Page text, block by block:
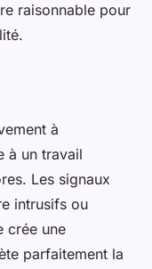
raisonnable pour
à
à un travail
Les signaux
intrusifs ou
crée une
parfaitement la